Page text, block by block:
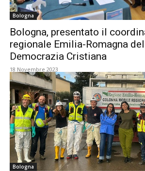
Bologna
Bologna, presentato il
regionale Emilia-Romagna
Democrazia Cristiana
18 Novembre 2023
Bologna